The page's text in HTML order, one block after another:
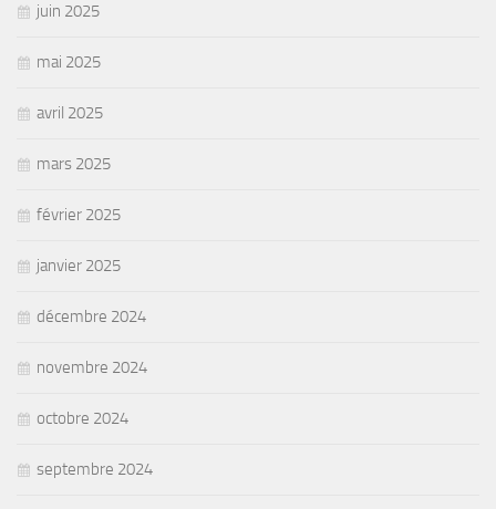
juin 2025
mai 2025
avril 2025
mars 2025
février 2025
janvier 2025
décembre 2024
novembre 2024
octobre 2024
septembre 2024